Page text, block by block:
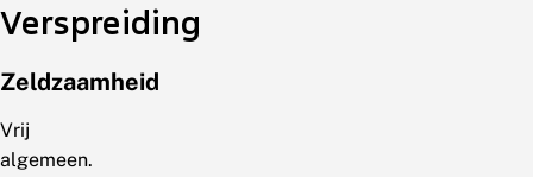
Verspreiding
Zeldzaamheid
Vrij
algemeen.